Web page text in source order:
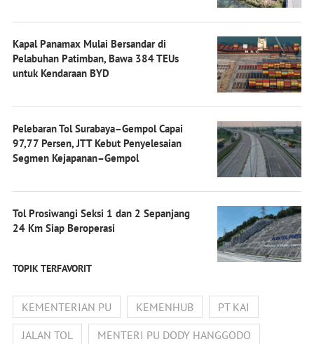
Kapal Panamax Mulai Bersandar di
Pelabuhan Patimban, Bawa 384 TEUs
untuk Kendaraan BYD
Pelebaran Tol Surabaya–Gempol Capai
97,77 Persen, JTT Kebut Penyelesaian
Segmen Kejapanan–Gempol
Tol Prosiwangi Seksi 1 dan 2 Sepanjang
24 Km Siap Beroperasi
TOPIK TERFAVORIT
KEMENTERIAN PU KEMENHUB
PT KAI
JALAN TOL
MENTERI PU DODY HANGGODO